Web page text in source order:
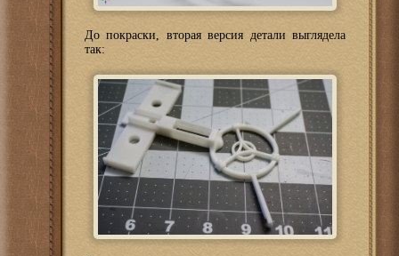
До покраски, вторая версия детали выглядела
так: